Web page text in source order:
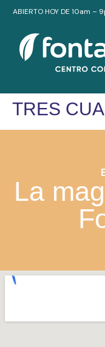
ABIERTO HOY DE 10am –
TRES
La